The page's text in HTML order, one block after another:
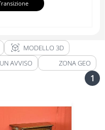
view_in_ar MODELLO 3D
AVVISO ZONA GEO
1